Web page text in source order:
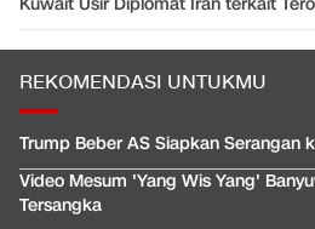
Kuwait Usir Diplomat Iran terkait
REKOMENDASI UNTUKMU
Trump Beber AS Siapkan Serangan
Video Mesum 'Yang Wis Yang'
Tersangka